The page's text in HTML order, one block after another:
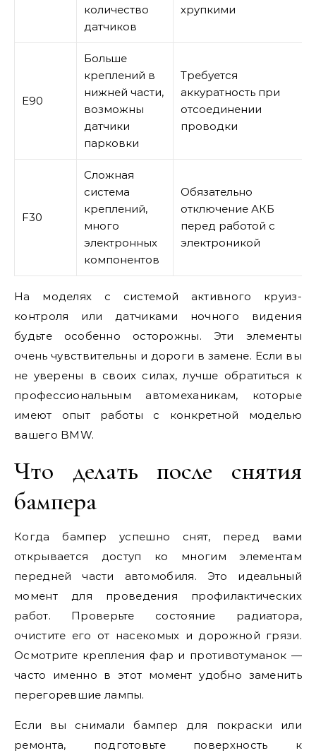
количество
датчиков
хрупкими
E90
Больше
креплений в
нижней части,
возможны
датчики
парковки
Требуется
аккуратность при
отсоединении
проводки
F30
Сложная
система
креплений,
много
электронных
компонентов
Обязательно
отключение АКБ
перед работой с
электроникой
На моделях с системой активного круиз-
контроля или датчиками ночного видения
будьте особенно осторожны. Эти элементы
очень чувствительны и дороги в замене. Если вы
не уверены в своих силах, лучше обратиться к
профессиональным автомеханикам, которые
имеют опыт работы с конкретной моделью
вашего BMW.
Что делать после снятия
бампера
Когда бампер успешно снят, перед вами
открывается доступ ко многим элементам
передней части автомобиля. Это идеальный
момент для проведения профилактических
работ. Проверьте состояние радиатора,
очистите его от насекомых и дорожной грязи.
Осмотрите крепления фар и противотуманок —
часто именно в этот момент удобно заменить
перегоревшие лампы.
Если вы снимали бампер для покраски или
ремонта, подготовьте поверхность к